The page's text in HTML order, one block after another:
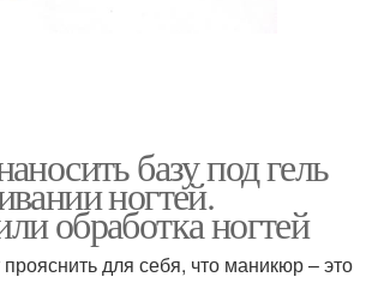
базу под гель
ногтей.
обработка ногтей
для себя, что маникюр – это